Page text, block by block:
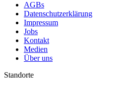
AGBs
Datenschutzerklärung
Impressum
Jobs
Kontakt
Medien
Über uns
Standorte